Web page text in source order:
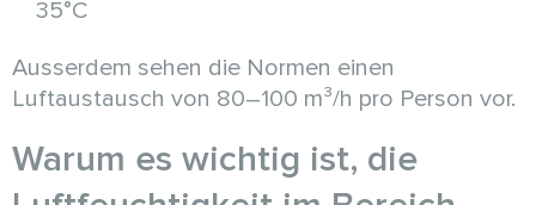
35°C
Ausserdem sehen die Normen einen
Luftaustausch von 80–100 m³/h pro Person vor.
Warum es wichtig ist, die